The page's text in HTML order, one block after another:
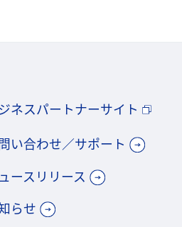
ネスパートナーサイト
い合わせ／サポート
ースリリース
らせ